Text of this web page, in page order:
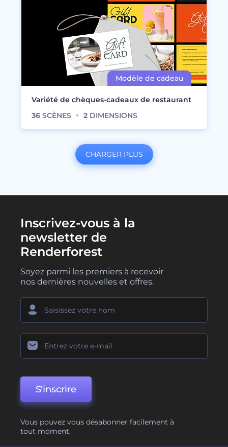
Variété de chèques-cadeaux de restaurant
36 SCÈNES 2 DIMENSIONS
CHARGER PLUS
Inscrivez-vous à la
newsletter de
Renderforest
Soyez parmi les premiers à recevoir
nos dernières nouvelles et offres.
S'inscrire
Vous pouvez vous désabonner facilement à
tout moment.